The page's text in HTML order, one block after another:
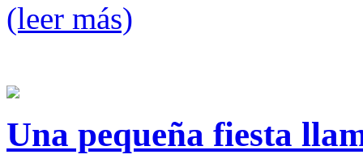
(leer más)
Una pequeña fiesta